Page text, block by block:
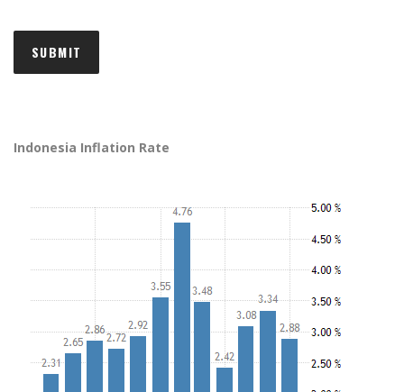
Indonesia Inflation Rate